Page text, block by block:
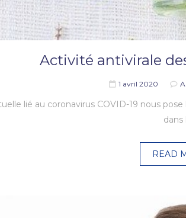
Activité antivirale
1 avril 2020
lié au coronavirus COVID-19 nous
dans
READ